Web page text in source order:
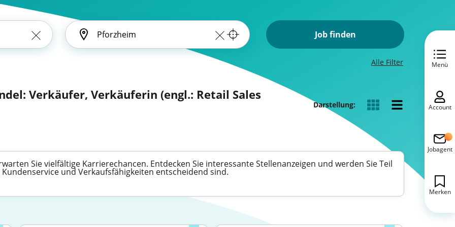
Job finden
Alle Filter
Verkäufer, Verkäuferin (engl.: Retail Sales
Darstellung:
Sie vielfältige Karrierechancen. Entdecken Sie interessante Stellenanzeigen und werden Sie Teil
und Verkaufsfähigkeiten entscheidend sind.
Menü
Account
Jobagent
Merken